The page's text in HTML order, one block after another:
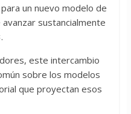
un nuevo modelo de
sustancialmente
este intercambio
sobre los modelos
que proyectan esos